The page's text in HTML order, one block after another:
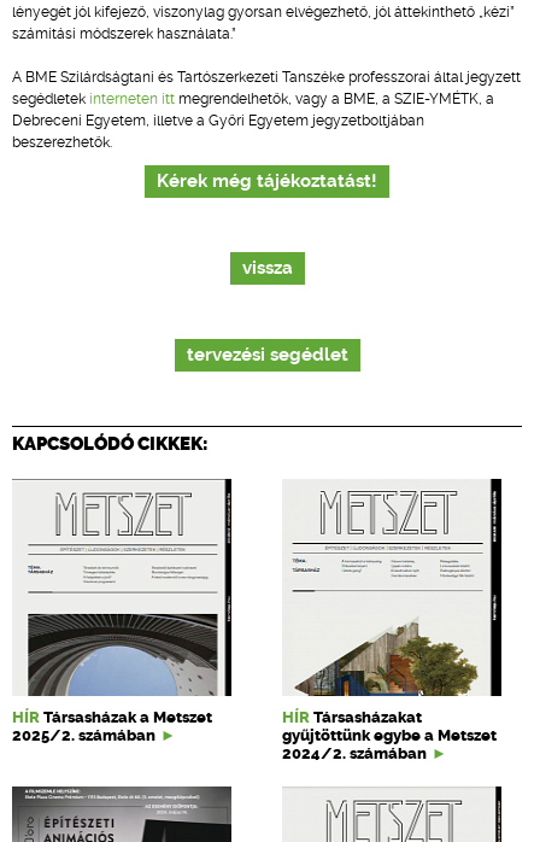
lényegét jól kifejező, viszonylag gyorsan elvégezhető, jól áttekinthető „kézi”
számítási módszerek használata.”
A BME Szilárdságtani és Tartószerkezeti Tanszéke professzorai által jegyzett
segédletek interneten itt megrendelhetők, vagy a BME, a SZIE-YMÉTK, a
Debreceni Egyetem, illetve a Győri Egyetem jegyzetboltjában
beszerezhetők.
Kérek még tájékoztatást!
vissza
tervezési segédlet
KAPCSOLÓDÓ CIKKEK:
HÍR Társasházak a Metszet
2025/2. számában
HÍR Társasházakat
gyűjtöttünk egybe a Metszet
2024/2. számában